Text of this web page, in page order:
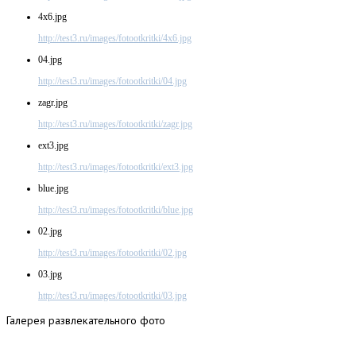
4x6.jpg
http://test3.ru/images/fotootkritki/4x6.jpg
04.jpg
http://test3.ru/images/fotootkritki/04.jpg
zagr.jpg
http://test3.ru/images/fotootkritki/zagr.jpg
ext3.jpg
http://test3.ru/images/fotootkritki/ext3.jpg
blue.jpg
http://test3.ru/images/fotootkritki/blue.jpg
02.jpg
http://test3.ru/images/fotootkritki/02.jpg
03.jpg
http://test3.ru/images/fotootkritki/03.jpg
Галерея развлекательного фото